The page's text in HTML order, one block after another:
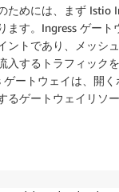
ためには、まず Istio
ます。Ingress ゲート
ントであり、メッシ
入するトラフィック
ゲートウェイは、開
るゲートウェイリソ